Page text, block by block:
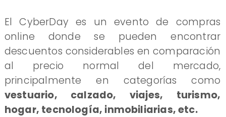
El CyberDay es un evento de compras
online donde se pueden encontrar
descuentos considerables en comparación
al precio normal del mercado,
principalmente en categorías como
vestuario, calzado, viajes, turismo,
hogar, tecnología, inmobiliarias, etc.